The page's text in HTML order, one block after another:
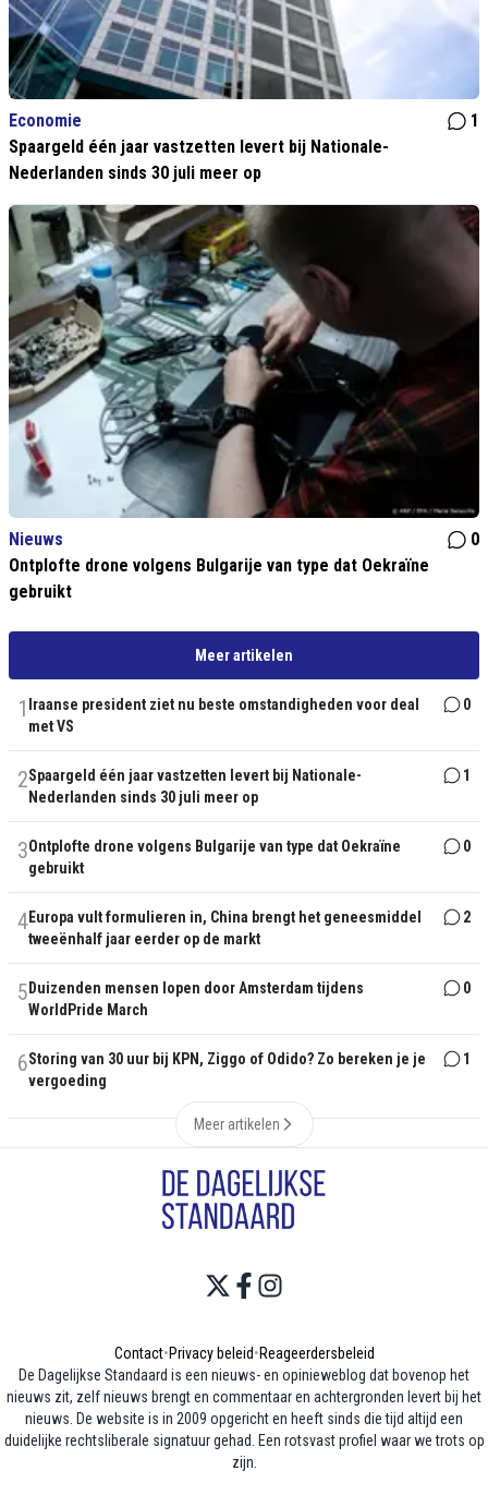
Economie
1
Spaargeld één jaar vastzetten levert bij Nationale-
Nederlanden sinds 30 juli meer op
Nieuws
0
Ontplofte drone volgens Bulgarije van type dat Oekraïne
gebruikt
Meer artikelen
1 Iraanse president ziet nu beste omstandigheden voor deal
met VS
0
2Spaargeld één jaar vastzetten levert bij Nationale-
Nederlanden sinds 30 juli meer op
1
3Ontplofte drone volgens Bulgarije van type dat Oekraïne
gebruikt
0
4Europa vult formulieren in, China brengt het geneesmiddel
tweeënhalf jaar eerder op de markt
2
5 Duizenden mensen lopen door Amsterdam tijdens
WorldPride March
0
6Storing van 30 uur bij KPN, Ziggo of Odido? Zo bereken je je
vergoeding
1
Meer artikelen
Contact•Privacy beleid•Reageerdersbeleid
De Dagelijkse Standaard is een nieuws- en opinieweblog dat bovenop het
nieuws zit, zelf nieuws brengt en commentaar en achtergronden levert bij het
nieuws. De website is in 2009 opgericht en heeft sinds die tijd altijd een
duidelijke rechtsliberale signatuur gehad. Een rotsvast profiel waar we trots op
zijn.